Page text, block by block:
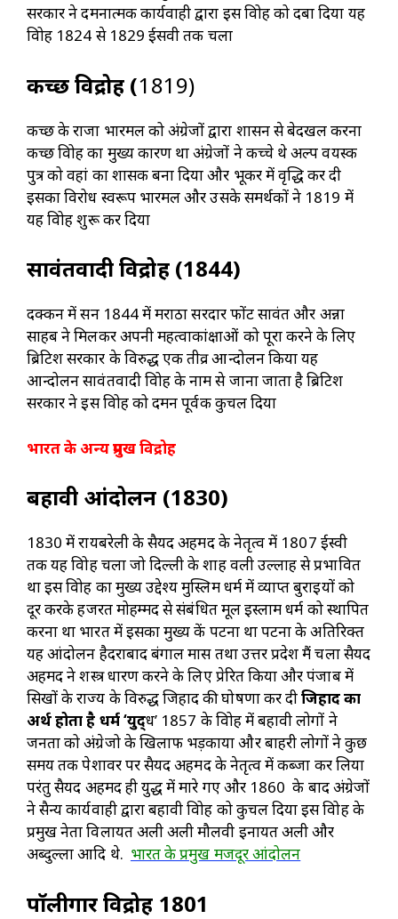
सरकार ने दमनात्मक कार्यवाही द्वारा इस विद्रोह को दबा दिया यह
विद्रोह 1824 से 1829 ईसवी तक चला
कच्छ विद्रोह (1819)
कच्छ के राजा भारमल को अंग्रेजों द्वारा शासन से बेदखल करना
कच्छ विद्रोह का मुख्य कारण था अंग्रेजों ने कच्चे थे अल्प वयस्क
पुत्र को वहां का शासक बना दिया और भूकर में वृद्धि कर दी
इसका विरोध स्वरूप भारमल और उसके समर्थकों ने 1819 में
यह विद्रोह शुरू कर दिया
सावंतवादी विद्रोह (1844)
दक्कन में सन 1844 में मराठा सरदार फोंट सावंत और अन्ना
साहब ने मिलकर अपनी महत्वाकांक्षाओं को पूरा करने के लिए
ब्रिटिश सरकार के विरुद्ध एक तीव्र आन्दोलन किया यह
आन्दोलन सावंतवादी विद्रोह के नाम से जाना जाता है ब्रिटिश
सरकार ने इस विद्रोह को दमन पूर्वक कुचल दिया
भारत के अन्य प्रमुख विद्रोह
बहावी आंदोलन (1830)
1830 में रायबरेली के सैयद अहमद के नेतृत्व में 1807 ईस्वी
तक यह विद्रोह चला जो दिल्ली के शाह वली उल्लाह से प्रभावित
था इस विद्रोह का मुख्य उद्देश्य मुस्लिम धर्म में व्याप्त बुराइयों को
दूर करके हजरत मोहम्मद से संबंधित मूल इस्लाम धर्म को स्थापित
करना था भारत में इसका मुख्य केंद्र पटना था पटना के अतिरिक्त
यह आंदोलन हैदराबाद बंगाल मद्रास तथा उत्तर प्रदेश मैं चला सैयद
अहमद ने शस्त्र धारण करने के लिए प्रेरित किया और पंजाब में
सिखों के राज्य के विरुद्ध जिहाद की घोषणा कर दीजिहाद का
अर्थ होता है धर्म ‘युद्ध’ 1857 के विद्रोह में बहावी लोगों ने
जनता को अंग्रेजो के खिलाफ भड़काया और बाहरी लोगों ने कुछ
समय तक पेशावर पर सैयद अहमद के नेतृत्व में कब्जा कर लिया
परंतु सैयद अहमद ही युद्ध में मारे गए और 1860 के बाद अंग्रेजों
ने सैन्य कार्यवाही द्वारा बहावी विद्रोह को कुचल दिया इस विद्रोह के
प्रमुख नेता विलायत अली अली मौलवी इनायत अली और
अब्दुल्ला आदि थे. भारत के प्रमुख मजदूर आंदोलन
पाॅलीगार विद्रोह 1801